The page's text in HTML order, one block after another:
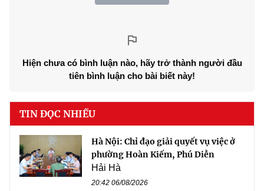
Hiện chưa có bình luận nào, hãy trở thành người đầu
tiên bình luận cho bài biết này!
TIN ĐỌC NHIỀU
Hà Nội: Chỉ đạo giải quyết vụ việc ở
phường Hoàn Kiếm, Phú Diễn
Hải Hà
20:42 06/08/2026